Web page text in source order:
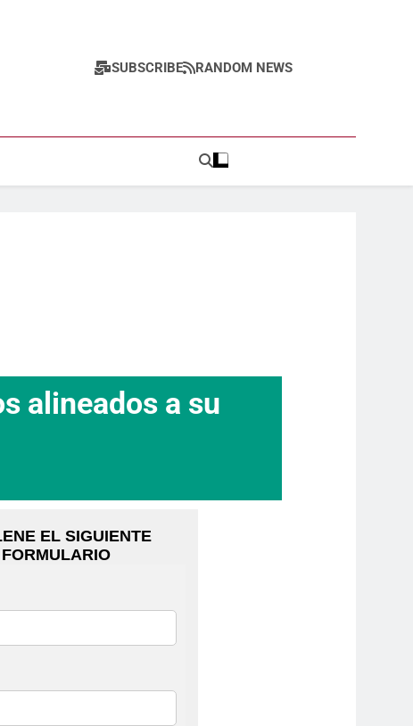
SUBSCRIBE RANDOM NEWS
alineados a su
EL SIGUIENTE
FORMULARIO